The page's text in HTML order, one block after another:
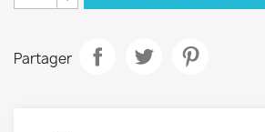
Partager